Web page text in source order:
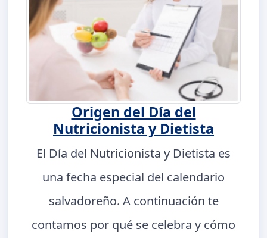
Origen del Día del
Nutricionista y Dietista
El Día del Nutricionista y Dietista es
una fecha especial del calendario
salvadoreño. A continuación te
contamos por qué se celebra y cómo